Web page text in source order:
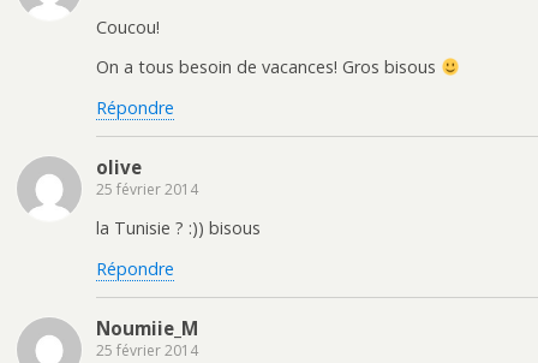
Coucou!
On a tous besoin de vacances! Gros bisous
Répondre
olive
25 février 2014
la Tunisie ? :)) bisous
Répondre
Noumiie_M
25 février 2014